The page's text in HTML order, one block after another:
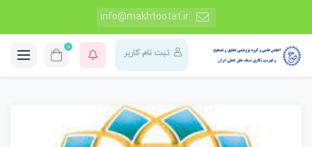
info@makhtootat.ir
ثبت نام کاربر
0